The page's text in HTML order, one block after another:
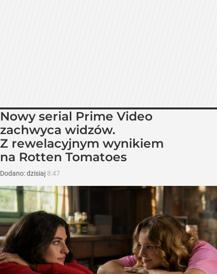
Nowy serial Prime Video
zachwyca widzów.
Z rewelacyjnym wynikiem
na Rotten Tomatoes
Dodano:dzisiaj 8:47